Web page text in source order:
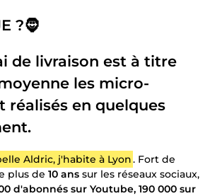
?🧔
de livraison est à titre
les micro-
en quelques
Aldric, j'habite à Lyon. Fort de
plus de 10 ans sur les réseaux sociaux,
d'abonnés sur Youtube, 190 000 sur